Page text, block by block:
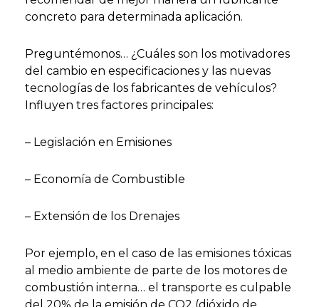
concreto para determinada aplicación.
Preguntémonos… ¿Cuáles son los motivadores
del cambio en especificaciones y las nuevas
tecnologías de los fabricantes de vehículos?
Influyen tres factores principales:
– Legislación en Emisiones
– Economía de Combustible
– Extensión de los Drenajes
Por ejemplo, en el caso de las emisiones tóxicas
al medio ambiente de parte de los motores de
combustión interna… el transporte es culpable